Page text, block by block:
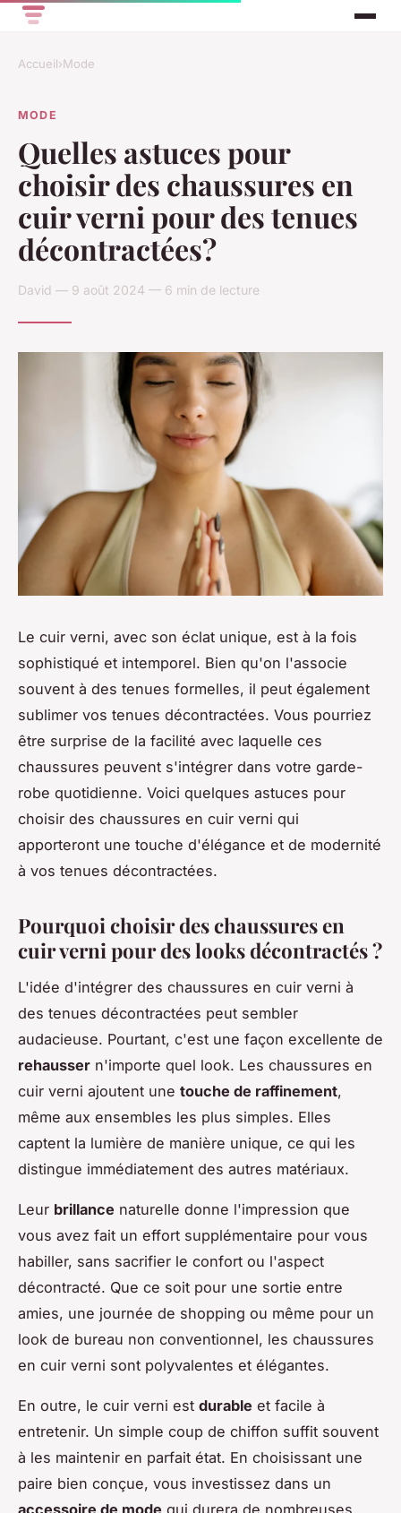
Accueil›Mode
MODE
Quelles astuces pour
choisir des chaussures en
cuir verni pour des tenues
décontractées?
David — 9 août 2024 — 6 min de lecture
Le cuir verni, avec son éclat unique, est à la fois
sophistiqué et intemporel. Bien qu'on l'associe
souvent à des tenues formelles, il peut également
sublimer vos tenues décontractées. Vous pourriez
être surprise de la facilité avec laquelle ces
chaussures peuvent s'intégrer dans votre garde-
robe quotidienne. Voici quelques astuces pour
choisir des chaussures en cuir verni qui
apporteront une touche d'élégance et de modernité
à vos tenues décontractées.
Pourquoi choisir des chaussures en
cuir verni pour des looks décontractés ?
L'idée d'intégrer des chaussures en cuir verni à
des tenues décontractées peut sembler
audacieuse. Pourtant, c'est une façon excellente de
rehausser n'importe quel look. Les chaussures en
cuir verni ajoutent une touche de raffinement,
même aux ensembles les plus simples. Elles
captent la lumière de manière unique, ce qui les
distingue immédiatement des autres matériaux.
Leur brillance naturelle donne l'impression que
vous avez fait un effort supplémentaire pour vous
habiller, sans sacrifier le confort ou l'aspect
décontracté. Que ce soit pour une sortie entre
amies, une journée de shopping ou même pour un
look de bureau non conventionnel, les chaussures
en cuir verni sont polyvalentes et élégantes.
En outre, le cuir verni est durable et facile à
entretenir. Un simple coup de chiffon suffit souvent
à les maintenir en parfait état. En choisissant une
paire bien conçue, vous investissez dans un
accessoire de mode qui durera de nombreuses